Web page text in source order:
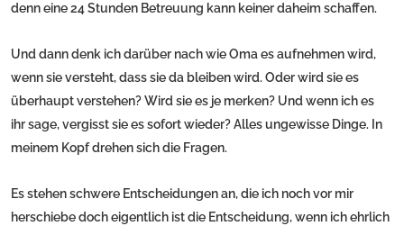
denn eine 24 Stunden Betreuung kann keiner daheim schaffen.
Und dann denk ich darüber nach wie Oma es aufnehmen wird,
wenn sie versteht, dass sie da bleiben wird. Oder wird sie es
überhaupt verstehen? Wird sie es je merken? Und wenn ich es
ihr sage, vergisst sie es sofort wieder? Alles ungewisse Dinge. In
meinem Kopf drehen sich die Fragen.
Es stehen schwere Entscheidungen an, die ich noch vor mir
herschiebe doch eigentlich ist die Entscheidung, wenn ich ehrlich